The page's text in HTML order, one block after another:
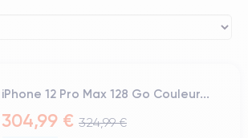
iPhone 12 Pro Max 128 Go Couleur...
304,99 € 324,99 €